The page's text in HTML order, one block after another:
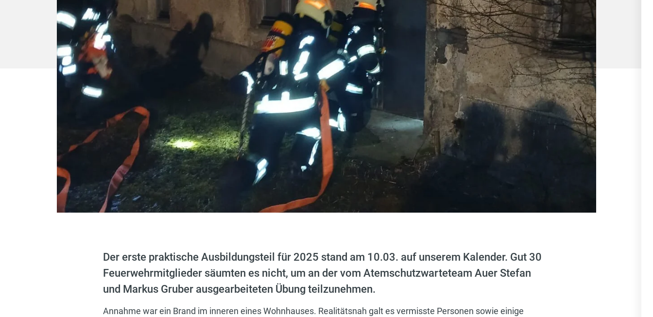
Der erste praktische Ausbildungsteil für 2025 stand am 10.03. auf unserem Kalender. Gut 30
Feuerwehrmitglieder säumten es nicht, um an der vom Atemschutzwarteteam Auer Stefan
und Markus Gruber ausgearbeiteten Übung teilzunehmen.
Annahme war ein Brand im inneren eines Wohnhauses. Realitätsnah galt es vermisste Personen sowie einige